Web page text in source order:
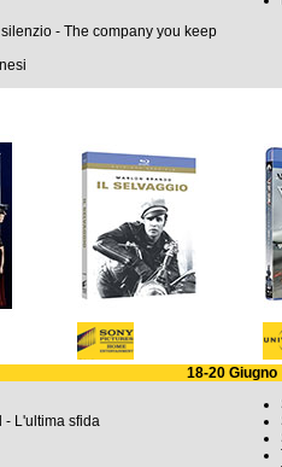
- The company you keep
18-20 Giugno
- L'ultima sfida